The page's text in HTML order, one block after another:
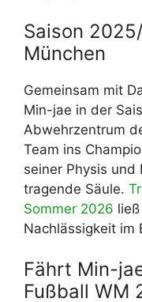
Saison
München
Gemeinsam mit
Min-jae in der
Abwehrzentrum
Team ins
seiner Physis und
tragende Säule.
Sommer 2026
Nachlässigkeit im
Fährt Min-
Fußball WM